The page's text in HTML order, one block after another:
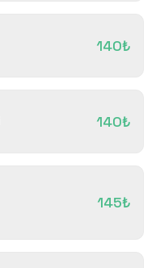
140₺
140₺
145₺